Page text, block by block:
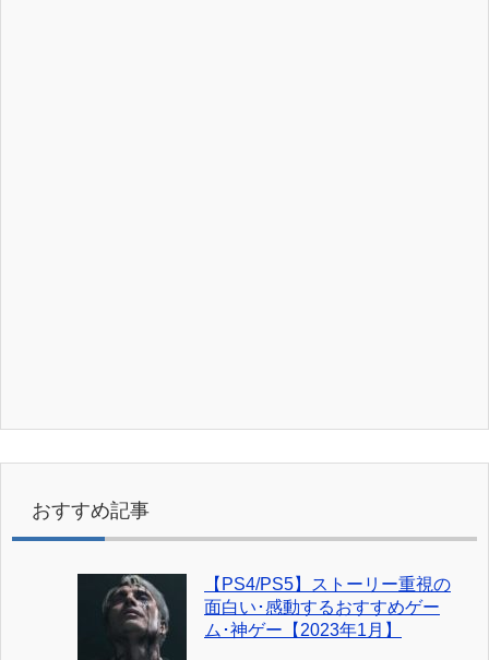
おすすめ記事
【PS4/PS5】ストーリー重視の
面白い･感動するおすすめゲー
ム･神ゲー【2023年1月】